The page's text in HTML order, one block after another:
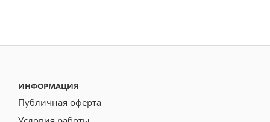
ИНФОРМАЦИЯ
Публичная оферта